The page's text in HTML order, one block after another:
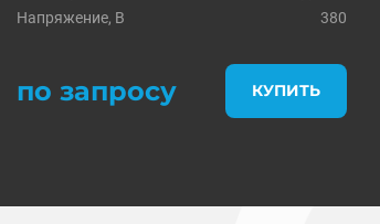
Напряжение, В
380
по запросу КУПИТЬ